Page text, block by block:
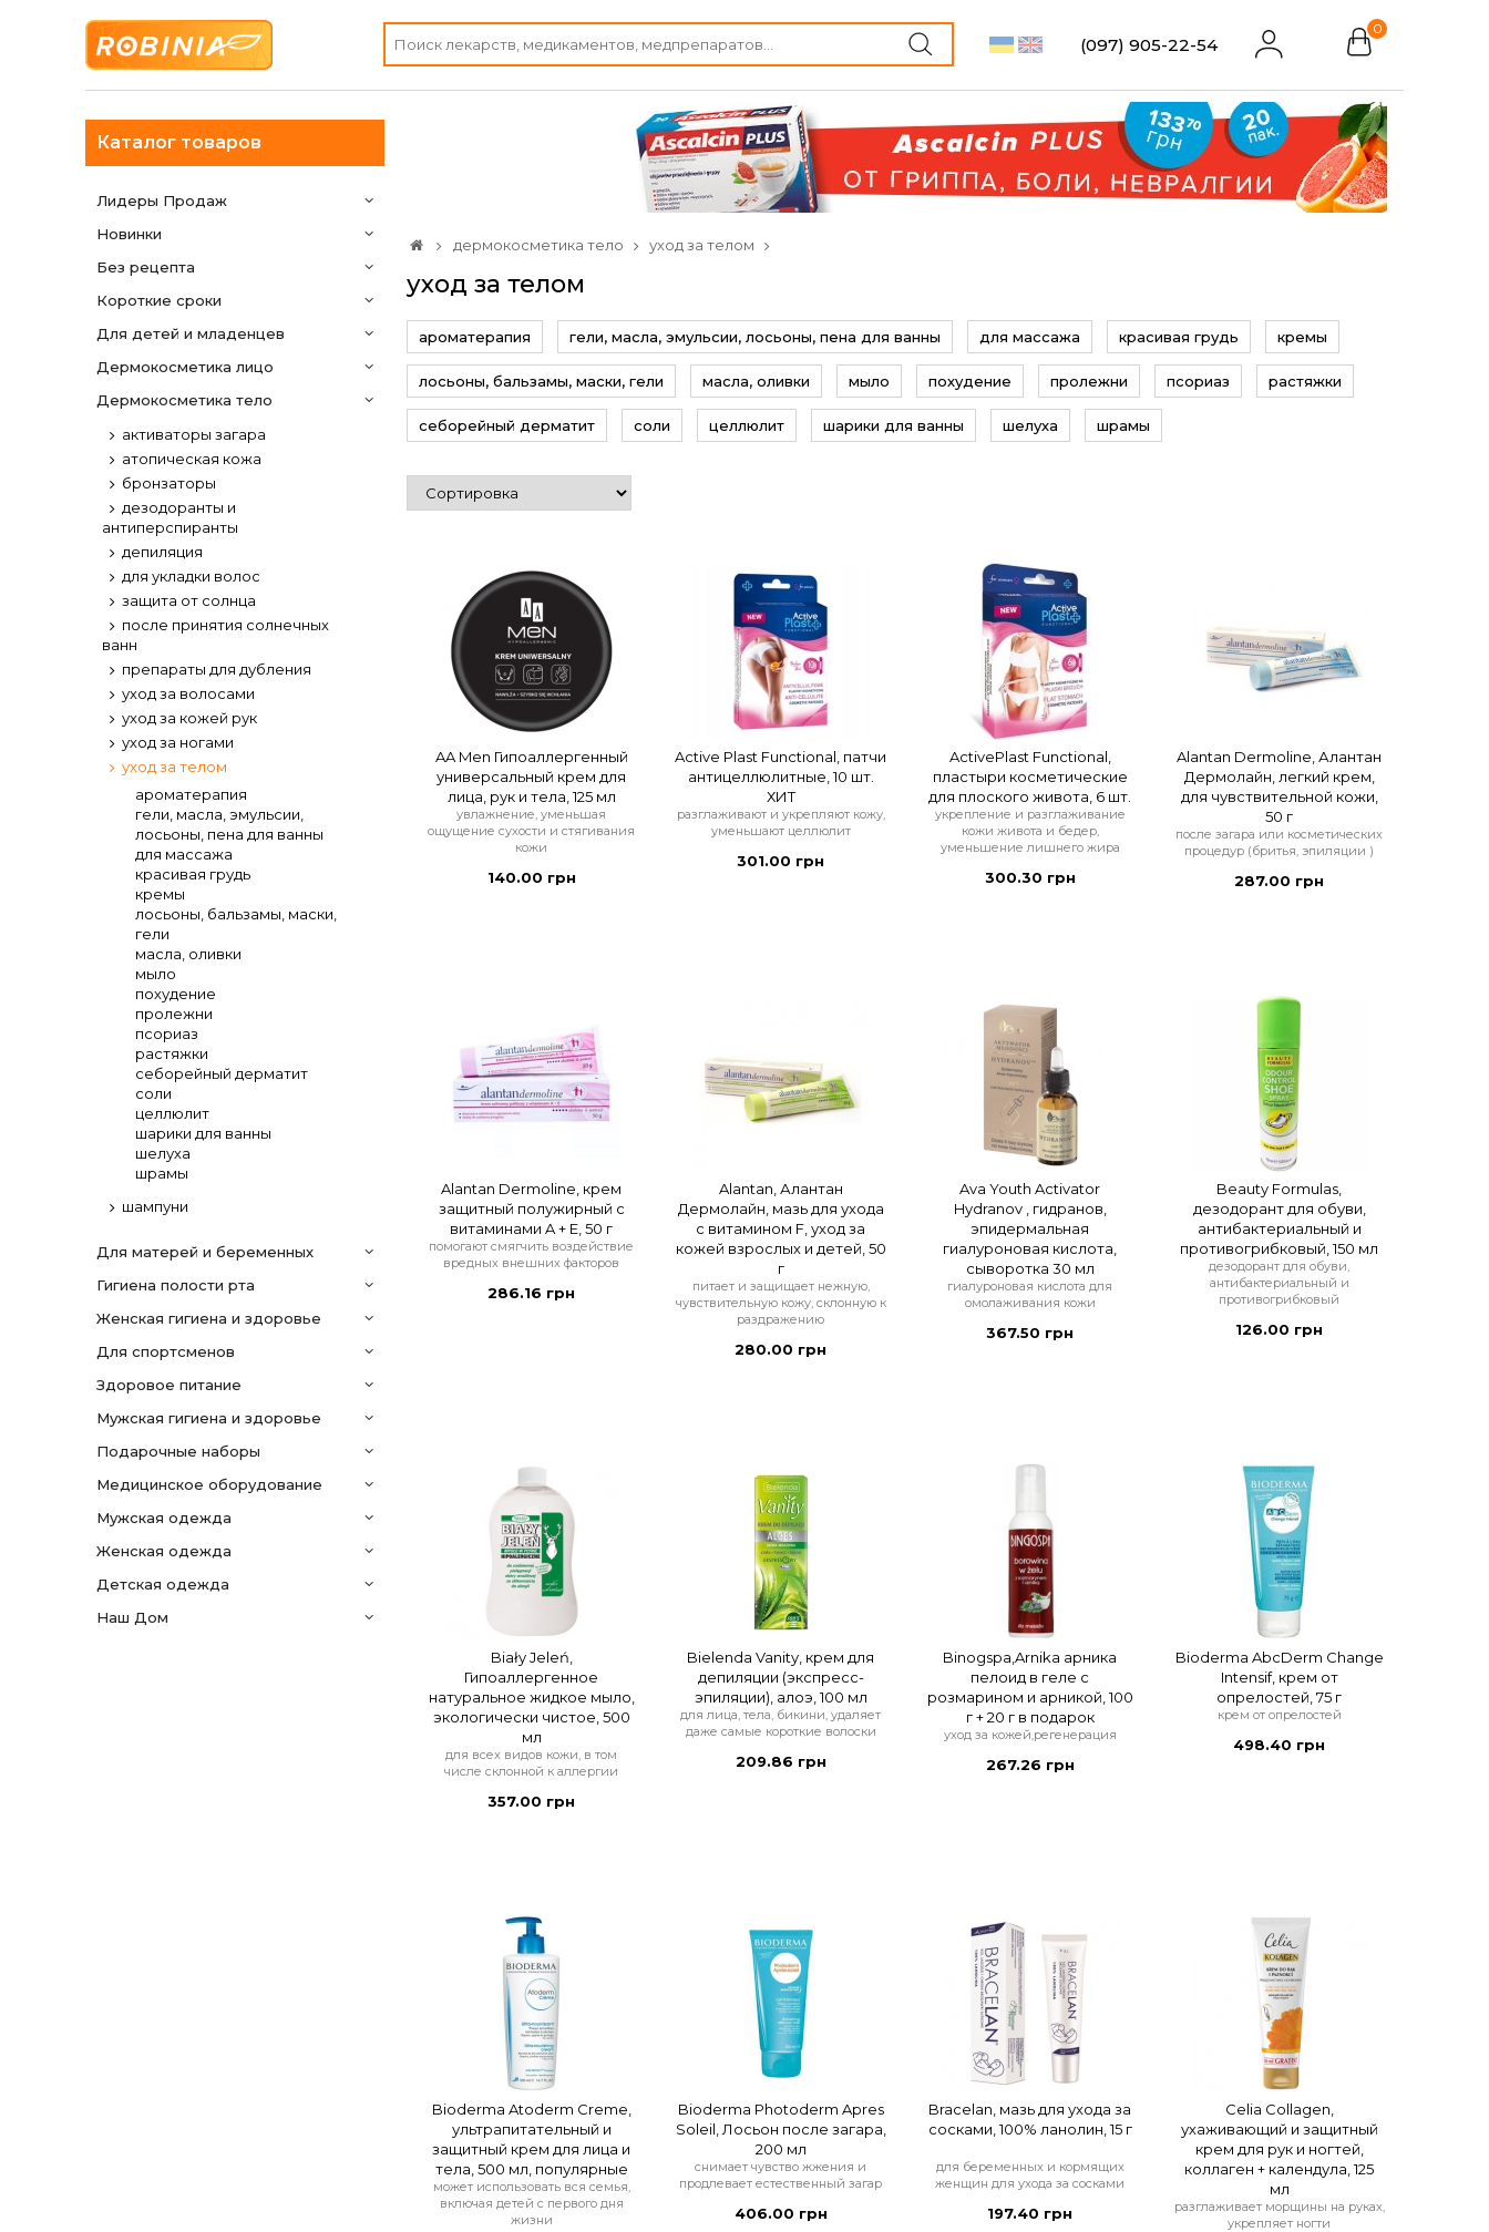
(097) 905-22-54
0
Каталог товаров
Лидеры Продаж
Новинки
Без рецепта
Короткие сроки
Для детей и младенцев
дермокосметика лицо
дермокосметика тело
активаторы загара
атопическая кожа
бронзаторы
дезодоранты и
антиперспиранты
депиляция
для укладки волос
защита от солнца
после принятия солнечных
ванн
препараты для дубления
уход за волосами
уход за кожей рук
уход за ногами
уход за телом
ароматерапия
гели, масла, эмульсии,
лосьоны, пена для ванны
для массажа
красивая грудь
кремы
лосьоны, бальзамы, маски,
гели
масла, оливки
мыло
похудение
пролежни
псориаз
растяжки
себорейный дерматит
соли
целлюлит
шарики для ванны
шелуха
шрамы
шампуни
Для матерей и беременных
гигиена полости рта
женская гигиена и здоровье
для спортсменов
здоровое питание
мужская гигиена и здоровье
подарочные наборы
медицинское оборудование
мужская одежда
женская одежда
детская одежда
Наш Дом
дермокосметика тело уход за телом
уход за телом
ароматерапия гели, масла, эмульсии, лосьоны, пена для ванны для массажа красивая грудь кремы
лосьоны, бальзамы, маски, гели масла, оливки мыло похудение пролежни псориаз растяжки
себорейный дерматит соли целлюлит шарики для ванны шелуха шрамы
AA Men Гипоаллергенный
универсальный крем для
лица, рук и тела, 125 мл
увлажнение, уменьшая
ощущение сухости и стягивания
кожи
140.00 грн
Active Plast Functional, патчи
антицеллюлитные, 10 шт.
ХИТ
разглаживают и укрепляют кожу,
уменьшают целлюлит
301.00 грн
ActivePlast Functional,
пластыри косметические
для плоского живота, 6 шт.
укрепление и разглаживание
кожи живота и бедер,
уменьшение лишнего жира
300.30 грн
Alantan Dermoline, Алантан
Дермолайн, легкий крем,
для чувствительной кожи,
50 г
после загара или косметических
процедур (бритья, эпиляции )
287.00 грн
Alantan Dermoline, крем
защитный полужирный с
витаминами A + E, 50 г
помогают смягчить воздействие
вредных внешних факторов
286.16 грн
Alantan, Алантан
Дермолайн, мазь для ухода
с витамином F, уход за
кожей взрослых и детей, 50
г
питает и защищает нежную,
чувствительную кожу, склонную к
раздражению
280.00 грн
Ava Youth Activator
Hydranov , гидранов,
эпидермальная
гиалуроновая кислота,
сыворотка 30 мл
гиалуроновая кислота для
омолаживания кожи
367.50 грн
Beauty Formulas,
дезодорант для обуви,
антибактериальный и
противогрибковый, 150 мл
дезодорант для обуви,
антибактериальный и
противогрибковый
126.00 грн
Biały Jeleń,
Гипоаллергенное
натуральное жидкое мыло,
экологически чистое, 500
мл
для всех видов кожи, в том
числе склонной к аллергии
357.00 грн
Bielenda Vanity, крем для
депиляции (экспресс-
эпиляции), алоэ, 100 мл
для лица, тела, бикини, удаляет
даже самые короткие волоски
209.86 грн
Binogspa,Arnika арника
пелоид в геле с
розмарином и арникой, 100
г + 20 г в подарок
уход за кожей,регенерация
267.26 грн
Bioderma AbcDerm Change
Intensif, крем от
опрелостей, 75 г
крем от опрелостей
498.40 грн
Bioderma Atoderm Creme,
ультрапитательный и
защитный крем для лица и
тела, 500 мл, популярные
может использовать вся семья,
включая детей с первого дня
жизни
Bioderma Photoderm Apres
Soleil, Лосьон после загара,
200 мл
снимает чувство жжения и
продлевает естественный загар
406.00 грн
Bracelan, мазь для ухода за
сосками, 100% ланолин, 15 г
для беременных и кормящих
женщин для ухода за сосками
197.40 грн
Celia Collagen,
ухаживающий и защитный
крем для рук и ногтей,
коллаген + календула, 125
мл
разглаживает морщины на руках,
укрепляет ногти